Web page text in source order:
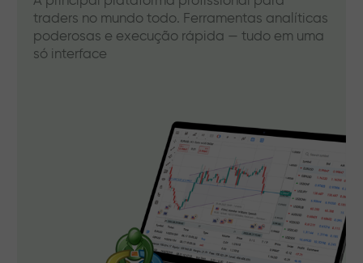
traders no mundo todo. Ferramentas analíticas
poderosas e execução rápida — tudo em uma
só interface